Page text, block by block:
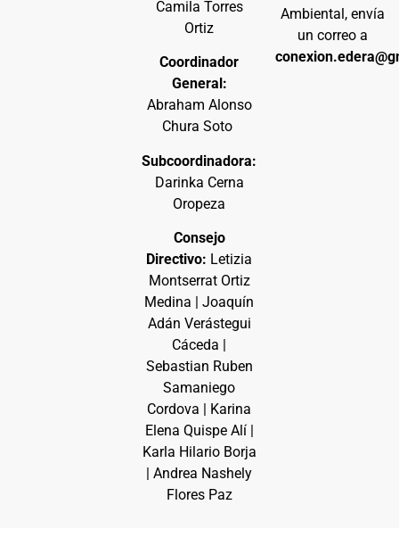
Camila Torres
Ortiz
Coordinador
General:
Abraham Alonso
Chura Soto
Subcoordinadora:
Darinka Cerna
Oropeza
Consejo
Directivo: Letizia
Montserrat Ortiz
Medina | Joaquín
Adán Verástegui
Cáceda |
Sebastian Ruben
Samaniego
Cordova | Karina
Elena Quispe Alí |
Karla Hilario Borja
| Andrea Nashely
Flores Paz
Ambiental, envía
un correo a